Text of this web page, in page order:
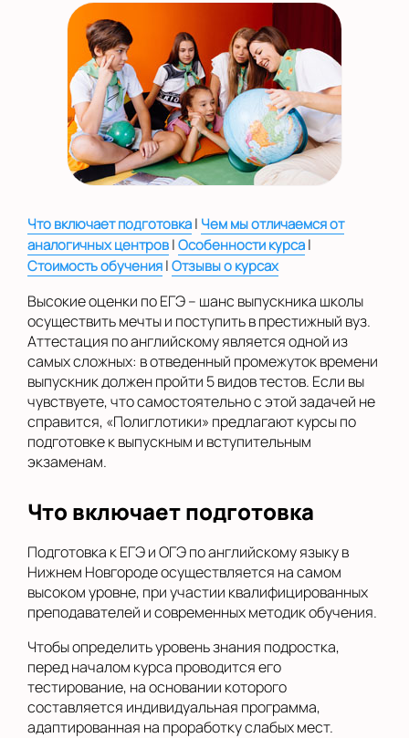
Что включает подготовка| Чем мы отличаемся от
аналогичных центров|Особенности курса|
Стоимость обучения|Отзывы о курсах
Высокие оценки по ЕГЭ – шанс выпускника школы
осуществить мечты и поступить в престижный вуз.
Аттестация по английскому является одной из
самых сложных: в отведенный промежуток времени
выпускник должен пройти 5 видов тестов. Если вы
чувствуете, что самостоятельно с этой задачей не
справится, «Полиглотики» предлагают курсы по
подготовке к выпускным и вступительным
экзаменам.
Что включает подготовка
Подготовка к ЕГЭ и ОГЭ по английскому языку в
Нижнем Новгороде осуществляется на самом
высоком уровне, при участии квалифицированных
преподавателей и современных методик обучения.
Чтобы определить уровень знания подростка,
перед началом курса проводится его
тестирование, на основании которого
составляется индивидуальная программа,
адаптированная на проработку слабых мест.